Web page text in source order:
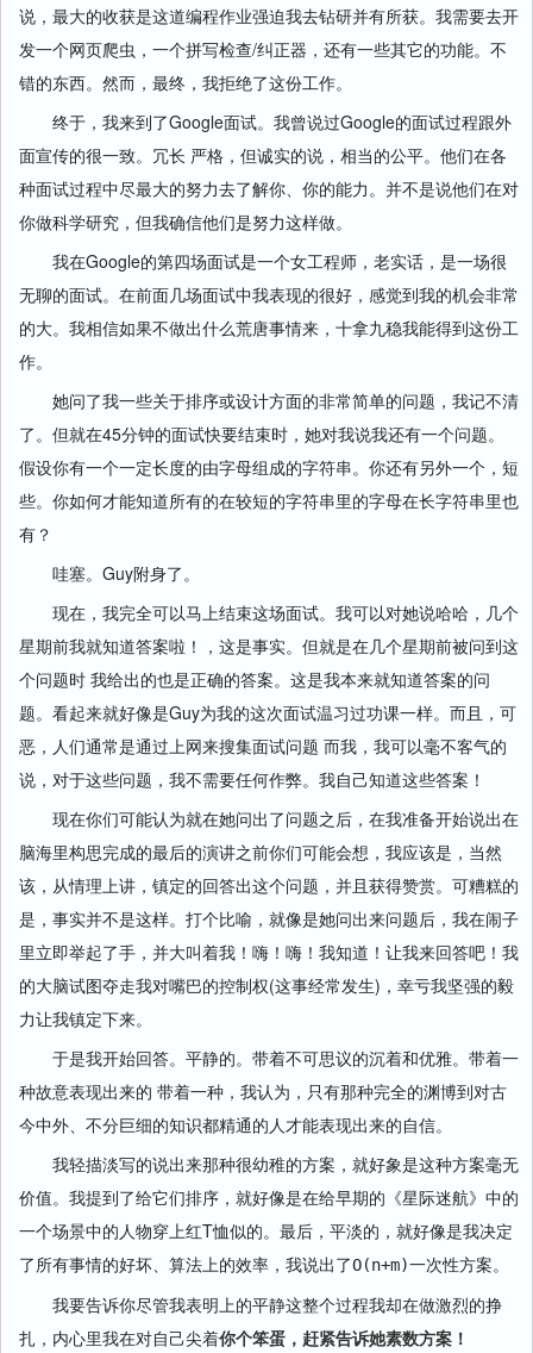
说，最大的收获是这道编程作业强迫我去钻研并有所获。我需要去开
发一个网页爬虫，一个拼写检查/纠正器，还有一些其它的功能。不
错的东西。然而，最终，我拒绝了这份工作。
终于，我来到了Google面试。我曾说过Google的面试过程跟外
面宣传的很一致。冗长 严格，但诚实的说，相当的公平。他们在各
种面试过程中尽最大的努力去了解你、你的能力。并不是说他们在对
你做科学研究，但我确信他们是努力这样做。
我在Google的第四场面试是一个女工程师，老实话，是一场很
无聊的面试。在前面几场面试中我表现的很好，感觉到我的机会非常
的大。我相信如果不做出什么荒唐事情来，十拿九稳我能得到这份工
作。
她问了我一些关于排序或设计方面的非常简单的问题，我记不清
了。但就在45分钟的面试快要结束时，她对我说我还有一个问题。
假设你有一个一定长度的由字母组成的字符串。你还有另外一个，短
些。你如何才能知道所有的在较短的字符串里的字母在长字符串里也
有？
哇塞。Guy附身了。
现在，我完全可以马上结束这场面试。我可以对她说哈哈，几个
星期前我就知道答案啦！，这是事实。但就是在几个星期前被问到这
个问题时 我给出的也是正确的答案。这是我本来就知道答案的问
题。看起来就好像是Guy为我的这次面试温习过功课一样。而且，可
恶，人们通常是通过上网来搜集面试问题 而我，我可以毫不客气的
说，对于这些问题，我不需要任何作弊。我自己知道这些答案！
现在你们可能认为就在她问出了问题之后，在我准备开始说出在
脑海里构思完成的最后的演讲之前你们可能会想，我应该是，当然
该，从情理上讲，镇定的回答出这个问题，并且获得赞赏。可糟糕的
是，事实并不是这样。打个比喻，就像是她问出来问题后，我在闹子
里立即举起了手，并大叫着我！嗨！嗨！我知道！让我来回答吧！我
的大脑试图夺走我对嘴巴的控制权(这事经常发生)，幸亏我坚强的毅
力让我镇定下来。
于是我开始回答。平静的。带着不可思议的沉着和优雅。带着一
种故意表现出来的 带着一种，我认为，只有那种完全的渊博到对古
今中外、不分巨细的知识都精通的人才能表现出来的自信。
我轻描淡写的说出来那种很幼稚的方案，就好象是这种方案毫无
价值。我提到了给它们排序，就好像是在给早期的《星际迷航》中的
一个场景中的人物穿上红T恤似的。最后，平淡的，就好像是我决定
了所有事情的好坏、算法上的效率，我说出了O(n+m)一次性方案。
我要告诉你尽管我表明上的平静这整个过程我却在做激烈的挣
扎，内心里我在对自己尖着你个笨蛋，赶紧告诉她素数方案！